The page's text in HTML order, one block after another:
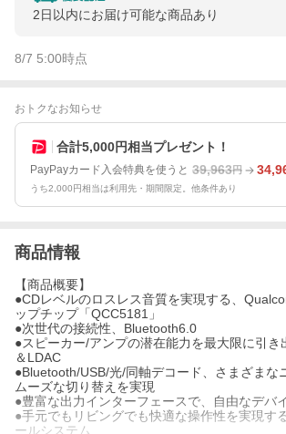
2日以内にお届け可能な商品あり
8/7 5:00時点
おトクなお知らせ
合計5,000円相当プレゼント！
PayPayカード入会特典を使うと 39,963円
うち2,000円相当は利用先・期間限定。他条件あり
商品情報
【商品概要】
●CDレベルのロスレス音質を実現する、
ップチップ「QCC5181」
●次世代の接続性、Bluetooth6.0
●スピーカー/アンプの潜在能力を最大限に引き
＆LDAC
●Bluetooth/USB/光/同軸デコード、さまざまな
ムーズな切り替えを実現
●豊富な出力インターフェースで、自由なデバ
●手元でもリビングでも快適な操作性を実現す
ールシステム